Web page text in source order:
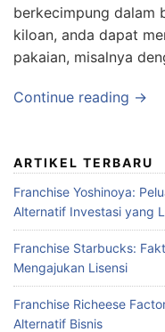
berkecimpung dalam
kiloan, anda dapat
pakaian, misalnya
Continue reading →
ARTIKEL TERBARU
Franchise Yoshinoya:
Alternatif Investasi yang
Franchise Starbucks:
Mengajukan Lisensi
Franchise Richeese
Alternatif Bisnis